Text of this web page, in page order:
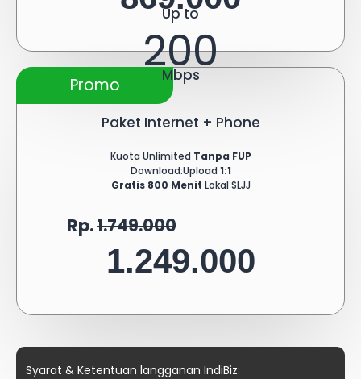
Promo
Up to
200
Mbps
Paket Internet + Phone
Kuota Unlimited Tanpa FUP
Download:Upload 1:1
Gratis 800 Menit Lokal SLJJ
Rp.1.749.000
1.249.000
Syarat & Ketentuan langganan IndiBiz: